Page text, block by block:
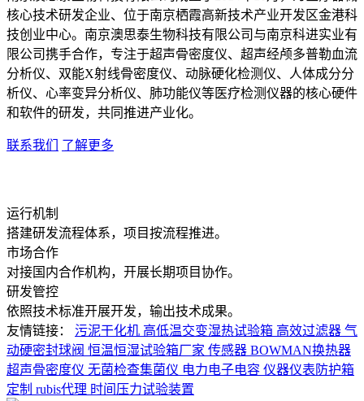
核心技术研发企业、位于南京栖霞高新技术产业开发区金港科
技创业中心。南京澳思泰生物科技有限公司与南京科进实业有
限公司携手合作，专注于超声骨密度仪、超声经颅多普勒血流
分析仪、双能X射线骨密度仪、动脉硬化检测仪、人体成分分
析仪、心率变异分析仪、肺功能仪等医疗检测仪器的核心硬件
和软件的研发，共同推进产业化。
联系我们 了解更多
运行机制
搭建研发流程体系，项目按流程推进。
市场合作
对接国内合作机构，开展长期项目协作。
研发管控
依照技术标准开展开发，输出技术成果。
友情链接：
污泥干化机 高低温交变湿热试验箱 高效过滤器 气
动硬密封球阀 恒温恒湿试验箱厂家 传感器 BOWMAN换热器
超声骨密度仪 无菌检查集菌仪 电力电子电容 仪器仪表防护箱
定制 rubis代理 时间压力试验装置